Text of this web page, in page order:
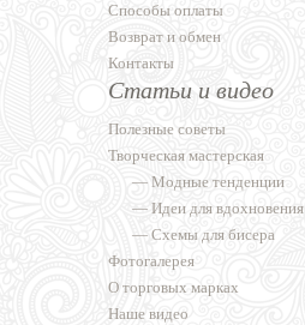
Способы оплаты
Возврат и обмен
Контакты
Статьи и видео
Полезные советы
Творческая мастерская
— Модные тенденции
— Идеи для вдохновения
— Схемы для бисера
Фотогалерея
О торговых марках
Наше видео